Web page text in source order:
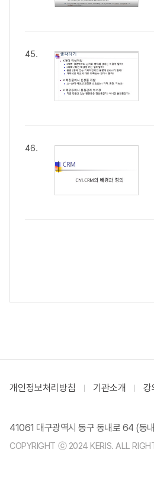
45.
46.
개인정보처리방침 기관소개 강
41061 대구광역시 동구 동내로 64 (동
COPYRIGHT ⓒ 2024 KERIS. ALL